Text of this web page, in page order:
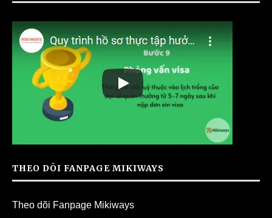
THEO DÕI FANPAGE MIKIWAYS
Theo dõi Fanpage Mikiways